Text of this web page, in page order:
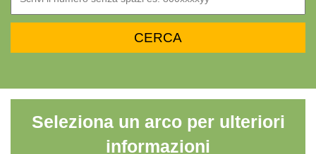
Seleziona un arco per ulteriori
informazioni